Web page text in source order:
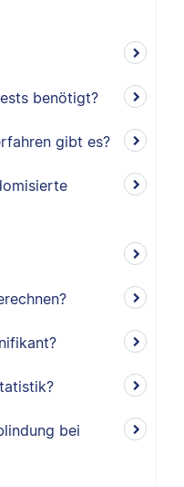
benötigt?
gibt es?
bei